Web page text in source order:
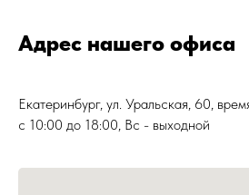
Адрес нашего офиса
Екатеринбург, ул. Уральская, 60,
с 10:00 до 18:00, Вс - выходной